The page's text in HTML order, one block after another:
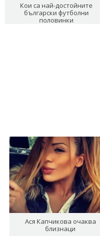
Кои са най-достойните
български футболни
половинки
Ася Капчикова очаква
близнаци